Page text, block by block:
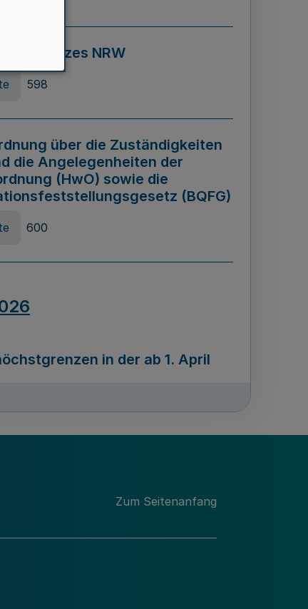
Gesetzes NRW
598
über die Zuständigkeiten
die Angelegenheiten der
(HwO) sowie die
(BQFG)
600
in der ab 1. April
„Mittelstand Innovativ &
Zum Seitenanfang